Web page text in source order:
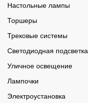
Настольные лампы
Торшеры
Трековые системы
Светодиодная подсветка
Уличное освещение
Лампочки
Электроустановка